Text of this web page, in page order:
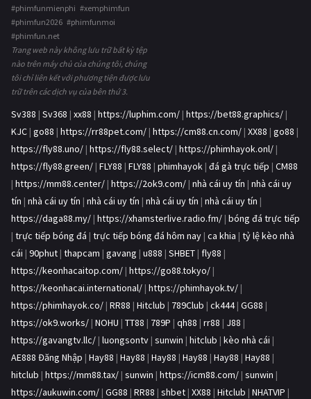
#phimfunmienphi #xemphimfun
#phimfun2026 #phimfunmoi
#phimfun.net
Trang web này không lưu trữ bất kỳ tệp
nào trên máy chủ của chúng tôi, chúng
tôi chỉ liên kết với phương tiện được lưu
trữ trên các dịch vụ của bên thứ 3.
Sv388 | Sv368 | xx88 | https://luphim.com/ | https://bet88.graphics/ |
KJC | go88 | https://rr88pet.com/ | https://cm88.cn.com/ | XX88 | go88 |
https://fly88.uno/ | https://fly88.select/ | https://phimhayok.onl/ |
https://fly88.green/ | FLY88 | FLY88 | phimhayok | đá gà trực tiếp | CM88
| https://mm88.center/ | https://2ok9.com/ | nhà cái uy tín | nhà cái uy
tín | nhà cái uy tín | nhà cái uy tín | nhà cái uy tín | nhà cái uy tín |
https://daga88.my/ | https://xhamsterlive.radio.fm/ | bóng đá trực tiếp
| trực tiếp bóng đá | trực tiếp bóng đá hôm nay | ca khia | tỷ lệ kèo nhà
cái | 90phut | thapcam | gavang | u888 | SHBET | fly88 |
https://keonhacaitop.com/ | https://go88.tokyo/ |
https://keonhacai.international/ | https://phimhayok.tv/ |
https://phimhayok.co/ | RR88 | Hitclub | 789Club | ck444| GG88 |
https://ok9.works/ | NOHU | TT88 | 789P | qh88 | rr88 | J88 |
https://gavangtv.llc/ | luongsontv | sunwin | hitclub | kèo nhà cái |
AE888 Đăng Nhập | Hay88 | Hay88 | Hay88 | Hay88 | Hay88 | Hay88 |
hitclub | https://mm88.tax/ | sunwin | https://icm88.com/ | sunwin |
https://aukuwin.com/ | GG88 | RR88 | shbet | XX88 | Hitclub | NHATVIP |